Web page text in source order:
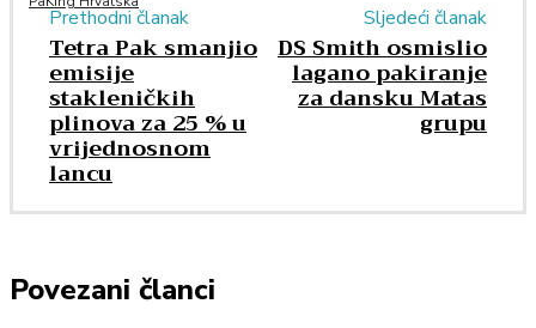
Prethodni članak
Tetra Pak smanjio
emisije
stakleničkih
plinova za 25 % u
vrijednosnom
lancu
Sljedeći članak
DS Smith osmislio
lagano pakiranje
za dansku Matas
grupu
Povezani članci